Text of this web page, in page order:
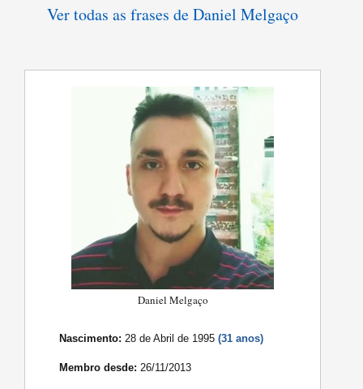
Ver todas as frases de Daniel Melgaço
Daniel Melgaço
Nascimento: 28 de Abril de 1995(31 anos)
Membro desde: 26/11/2013